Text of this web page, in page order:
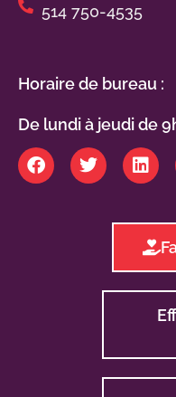
514 750-4535
Horaire de bureau :
De lundi à jeudi de